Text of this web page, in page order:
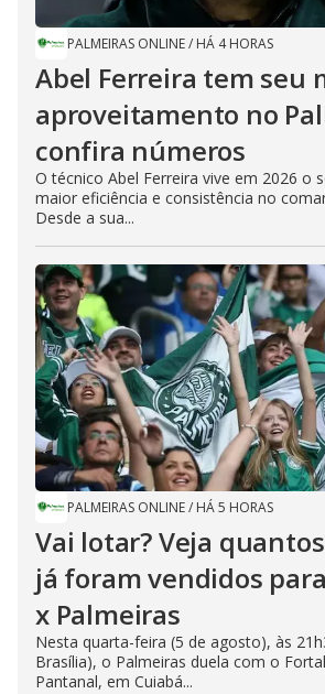
PALMEIRAS ONLINE/ HÁ 4 HORAS
Abel Ferreira tem seu
aproveitamento no
confira números
O técnico Abel Ferreira vive em 2026 o
maior eficiência e consistência no
Desde a sua...
PALMEIRAS ONLINE/ HÁ 5 HORAS
Vai lotar? Veja
já foram vendidos
x Palmeiras
Nesta quarta-feira (5 de agosto), às
Brasília), o Palmeiras duela com o
Pantanal, em Cuiabá...